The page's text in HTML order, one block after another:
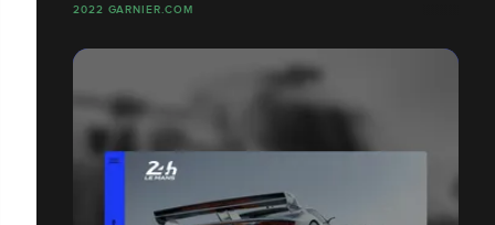
2022 GARNIER.COM